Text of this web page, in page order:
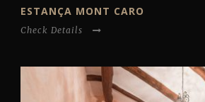
ESTANÇA MONT CARO
Check Details